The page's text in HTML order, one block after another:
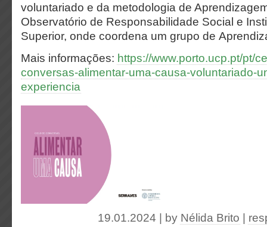
voluntariado e da metodologia de
Observatório de Responsabilidade Social e
Superior, onde coordena um grupo de
Mais informações: https://www.porto.ucp.pt/pt/
conversas-alimentar-uma-causa-voluntariado-
experiencia
19.01.2024 | by Nélida Brito